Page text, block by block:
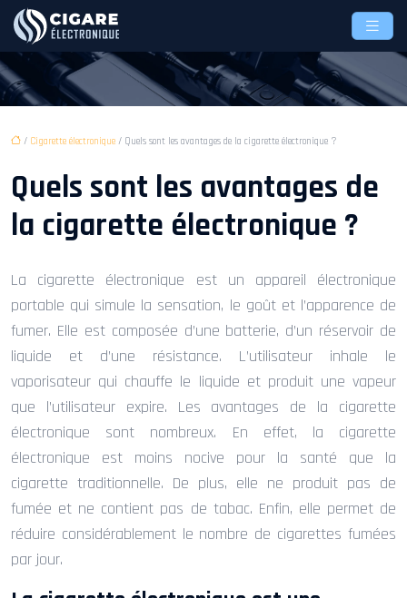
/ Cigarette électronique / Quels sont les avantages de la cigarette électronique ?
Quels sont les avantages de
la cigarette électronique ?
La cigarette électronique est un appareil électronique
portable qui simule la sensation, le goût et l’apparence de
fumer. Elle est composée d’une batterie, d’un réservoir de
liquide et d’une résistance. L’utilisateur inhale le
vaporisateur qui chauffe le liquide et produit une vapeur
que l’utilisateur expire. Les avantages de la cigarette
électronique sont nombreux. En effet, la cigarette
électronique est moins nocive pour la santé que la
cigarette traditionnelle. De plus, elle ne produit pas de
fumée et ne contient pas de tabac. Enfin, elle permet de
réduire considérablement le nombre de cigarettes fumées
par jour.